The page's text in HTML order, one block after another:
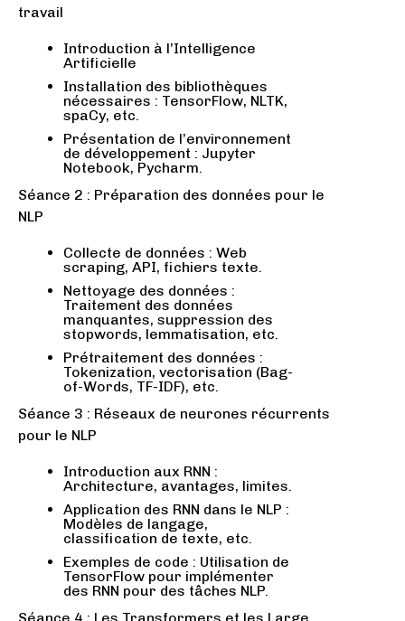
travail
Introduction à l’Intelligence
Artificielle
Installation des bibliothèques
nécessaires : TensorFlow, NLTK,
spaCy, etc.
Présentation de l’environnement
de développement : Jupyter
Notebook, Pycharm.
Séance 2 : Préparation des données pour le
NLP
Collecte de données : Web
scraping, API, fichiers texte.
Nettoyage des données :
Traitement des données
manquantes, suppression des
stopwords, lemmatisation, etc.
Prétraitement des données :
Tokenization, vectorisation (Bag-
of-Words, TF-IDF), etc.
Séance 3 : Réseaux de neurones récurrents
pour le NLP
Introduction aux RNN :
Architecture, avantages, limites.
Application des RNN dans le NLP :
Modèles de langage,
classification de texte, etc.
Exemples de code : Utilisation de
TensorFlow pour implémenter
des RNN pour des tâches NLP.